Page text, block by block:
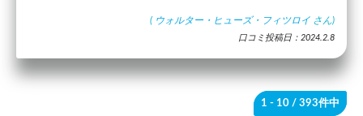
( ウォルター・ヒューズ・フィツロイ さん)
口コミ投稿日：2024.2.8
1 - 10 / 393件中